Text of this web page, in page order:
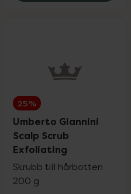
25%
Umberto Giannini
Scalp Scrub
Exfoliating
Skrubb till hårbotten
200 g